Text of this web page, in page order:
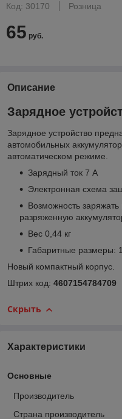
Код: 30170
Розница
65 руб.
Описание
Зарядное
Зарядное устройство
автомобильных
автоматическом режиме.
Зарядный ток 7 А
Электронная схема
Возможность заряжать
разряженную
Вес 0,44 кг
Габаритные размеры:
Новый компактный корпус.
Штрих код: 4607154784709
Скрыть
Характеристики
Основные
Производитель
Страна производитель